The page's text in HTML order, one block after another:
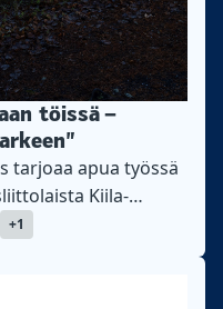
töissä –
tarjoaa apua työssä
Kiila-
tuesta.
+1